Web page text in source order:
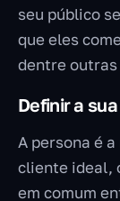
seu público
que eles
dentre
Definir a
A persona é
cliente ideal,
em comum